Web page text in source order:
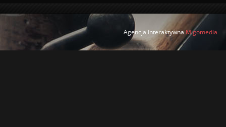
Agencja Interaktywna Migomedia